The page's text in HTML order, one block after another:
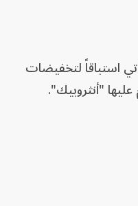
استباقاً لتخفيضات